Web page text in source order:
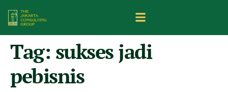
Tag: sukses jadi
pebisnis